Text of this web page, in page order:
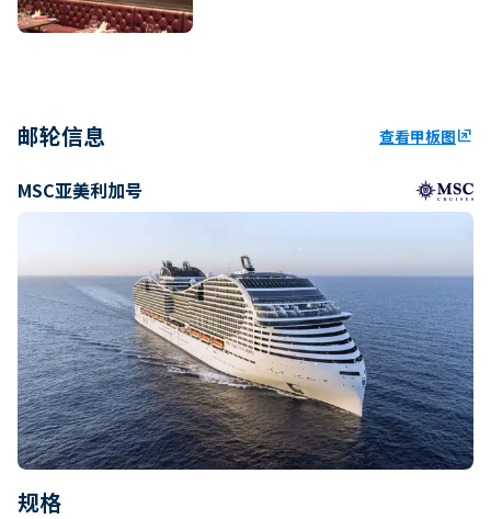
邮轮信息 查看甲板图ungroup
MSC亚美利加号
规格